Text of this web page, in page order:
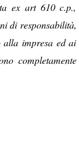
ex art 610 c.p.,
di responsabilità,
alla impresa ed ai
completamente